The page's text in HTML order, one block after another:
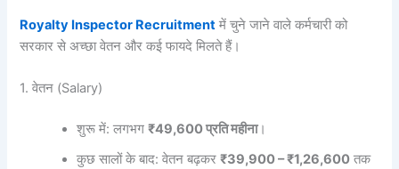
Royalty Inspector Recruitment में चुने जाने वाले कर्मचारी को
सरकार से अच्छा वेतन और कई फायदे मिलते हैं।
1. वेतन (Salary)
शुरू में: लगभग₹49,600प्रतिमहीना।
कुछ सालों के बाद: वेतन बढ़कर₹39,900 – ₹1,26,600 तक